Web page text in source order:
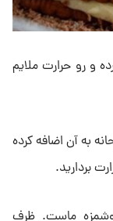
و رو حرارت ملایم
به آن اضافه کرده
بردارید.